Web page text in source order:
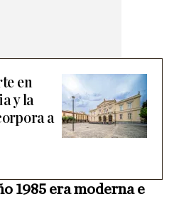
en
y la
a
1985 era moderna e